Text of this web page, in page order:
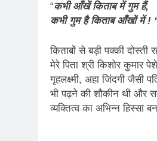
“कभी आँखें किताब में गुम हैं,
कभी गुम है किताब आँखों में !
किताबों से बड़ी पक्की
मेरे पिता श्री किशोर कुमार
गृहलक्ष्मी, अहा जिंदगी जैसी
भी पढ़ने की शौकीन थी और
व्यक्तित्व का अभिन्न हिस्सा